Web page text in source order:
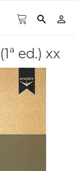
search person_outline
ed.) xx